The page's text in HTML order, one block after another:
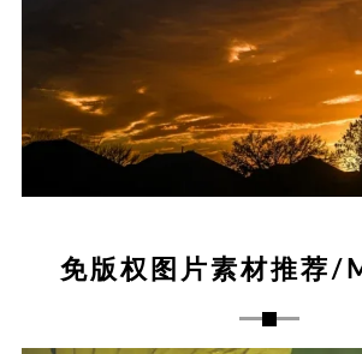
免版权图片素材推荐/